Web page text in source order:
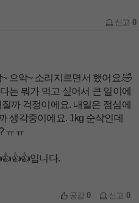
신고 0
으악~ 소리지르면서 했어요.🤣
는 뭐가 먹고 싶어서 큰 일이에
까 걱정이에요. 내일은 점심에
생각중이에요. 1kg 순삭인데
ㅠㅠ
입니다.
공감0 신고 0